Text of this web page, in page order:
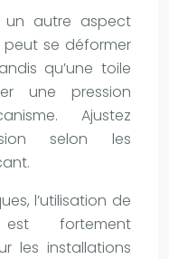
autre aspect
peut se déformer
qu’une toile
une pression
Ajustez
selon les
l’utilisation de
est fortement
les installations